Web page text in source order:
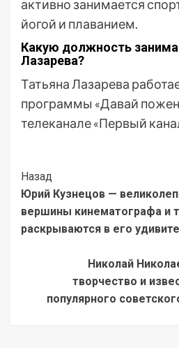
активно занимается
йогой и плаванием.
Какую должность
Лазарева?
Татьяна Лазарева
программы «Давай
телеканале «Первый
Post
Navigation
Назад
Юрий Кузнецов —
вершины кинематографа и
раскрываются в его
Николай
творчество и
популярного